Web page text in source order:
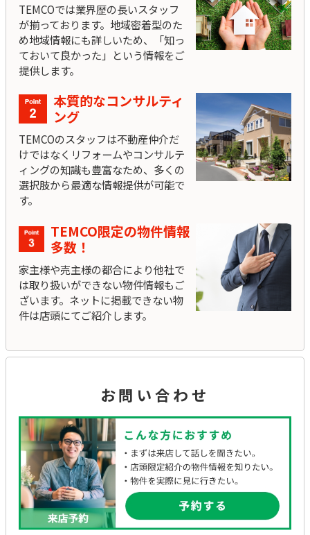
TEMCOでは業界歴の長いスタッフ
が揃っております。地域密着型のた
め地域情報にも詳しいため、「知っ
ておいて良かった」という情報をご
提供します。
本質的なコンサルティ
ング
TEMCOのスタッフは不動産仲介だ
けではなくリフォームやコンサルテ
ィングの知識も豊富なため、多くの
選択肢から最適な情報提供が可能で
す。
TEMCO限定の物件情報
多数！
家主様や売主様の都合により他社で
は取り扱いができない物件情報もご
ざいます。ネットに掲載できない物
件は店頭にてご紹介します。
お問い合わせ